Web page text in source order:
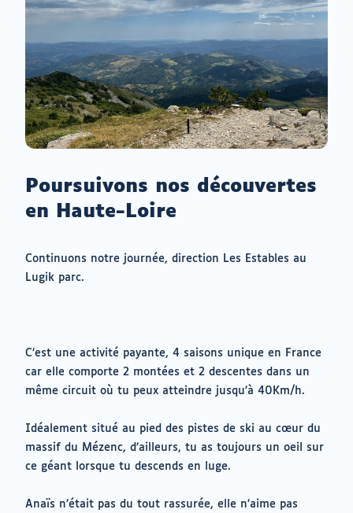
Poursuivons nos découvertes
en Haute-Loire
Continuons notre journée, direction Les Estables au
Lugik parc.
C’est une activité payante, 4 saisons unique en France
car elle comporte 2 montées et 2 descentes dans un
même circuit où tu peux atteindre jusqu’à 40Km/h.
Idéalement situé au pied des pistes de ski au cœur du
massif du Mézenc, d’ailleurs, tu as toujours un oeil sur
ce géant lorsque tu descends en luge.
Anaïs n’était pas du tout rassurée, elle n’aime pas